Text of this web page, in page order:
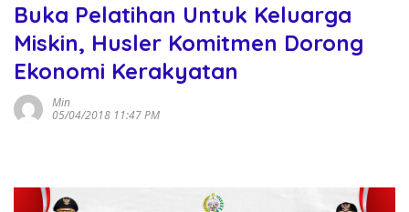
Buka Pelatihan Untuk Keluarga
Miskin, Husler Komitmen Dorong
Ekonomi Kerakyatan
Min
05/04/2018 11:47 PM